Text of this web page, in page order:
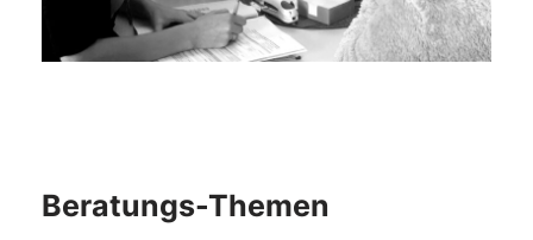
Beratungs-Themen